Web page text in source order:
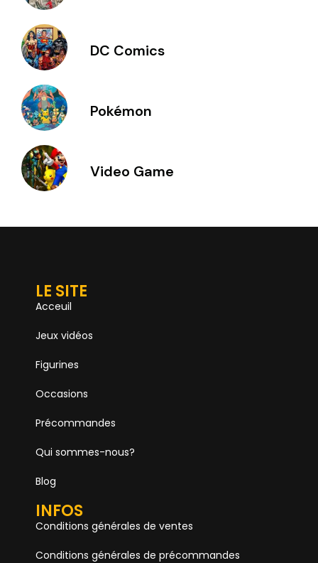
DC Comics
Pokémon
Video Game
LE SITE
Acceuil
Jeux vidéos
Figurines
Occasions
Précommandes
Qui sommes-nous?
Blog
INFOS
Conditions générales de ventes
Conditions générales de précommandes